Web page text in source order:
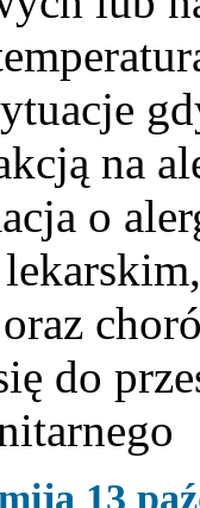
na
o
do
13